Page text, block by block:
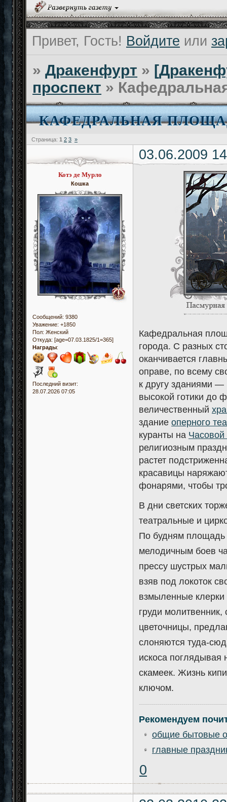
Привет, Гость! Войдите или
»Дракенфурт »
проспект »
КАФЕДРАЛЬНАЯ
Страница: 1 2 3 »
03.06.2009
Котэ де Мурло
Кошка
Сообщений: 9380
Уважение: +1850
Пол: Женский
Откуда: [age=07.03.1825/1=365]
Награды:
Последний визит:
28.07.2026 07:05
Кафедральная
города. С разных
оканчивается
оправе, по всему
к другу зданиями
высокой готики до
величественный
зданиеоперного
куранты на
религиозным
растет
красавицы
фонарями, чтобы
В дни светских
театральные и
По будням площадь
мелодичным боев
прессу шустрых
взяв под локоток
взмыленные клерки
груди
цветочницы,
слоняются туда-
искоса поглядывая
скамеек. Жизнь
ключом.
Рекомендуем
общие бытовые
главные
0